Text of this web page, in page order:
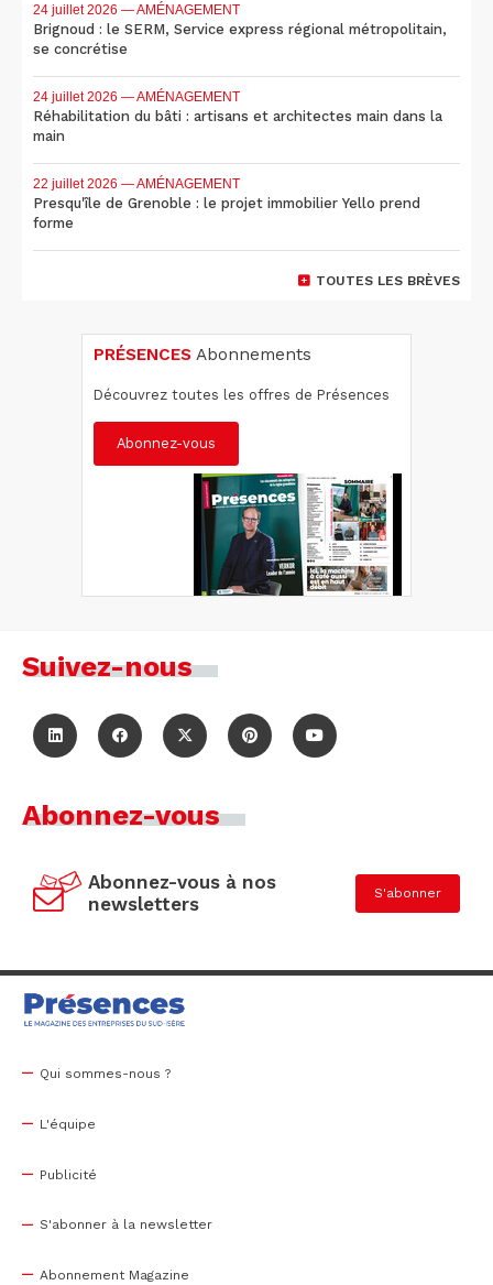
24 juillet 2026 — AMÉNAGEMENT
Brignoud : le SERM, Service express régional métropolitain,
se concrétise
24 juillet 2026 — AMÉNAGEMENT
Réhabilitation du bâti : artisans et architectes main dans la
main
22 juillet 2026 — AMÉNAGEMENT
Presqu'île de Grenoble : le projet immobilier Yello prend
forme
TOUTES LES BRÈVES
PRÉSENCES Abonnements
Découvrez toutes les offres de Présences
Abonnez-vous
Suivez-nous
Abonnez-vous
Abonnez-vous à nos
newsletters
S'abonner
Qui sommes-nous ?
L'équipe
Publicité
S'abonner à la newsletter
Abonnement Magazine